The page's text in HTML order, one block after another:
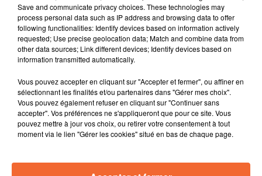
- Les maires des petites communes rurales en ont
assez des éoliennes.
- Center Parcs recrute dans le Nord Deux-Sèvres.
- Des aménagements cyclables entre Mauléon et la
- Handball : l'affiche au sommet inattendu ce soir entre
Celles-sur-Belle et Metz.
- Neal Sako (photo) et son 2m13 dans la raquette
choletaise...
Save and communicate privacy choices. These technologies may
process personal data such as IP address and browsing data to offer
following functionalities: Identify devices based on information actively
requested; Use precise geolocation data; Match and combine data from
other data sources; Link different devices; Identify devices based on
information transmitted automatically.
Vous pouvez accepter en cliquant sur "Accepter et fermer", ou affiner en
sélectionnant les finalités et/ou partenaires dans "Gérer mes choix".
Vous pouvez également refuser en cliquant sur "Continuer sans
accepter". Vos préférences ne s'appliqueront que pour ce site. Vous
pouvez mettre à jour vos choix, ou retirer votre consentement à tout
moment via le lien "Gérer les cookies" situé en bas de chaque page.